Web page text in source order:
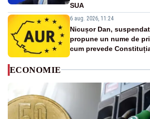
SUA
6 aug. 2026, 11:24
Nicușor Dan,
propune un nume de
cum prevede
ECONOMIE